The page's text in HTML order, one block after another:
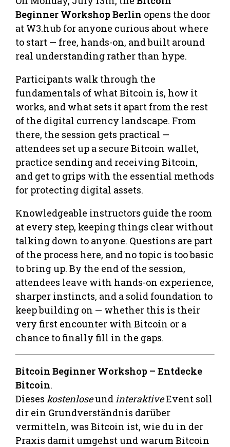
Beginner Workshop Berlin opens the door
at W3.hub for anyone curious about where
to start — free, hands-on, and built around
real understanding rather than hype.
Participants walk through the
fundamentals of what Bitcoin is, how it
works, and what sets it apart from the rest
of the digital currency landscape. From
there, the session gets practical —
attendees set up a secure Bitcoin wallet,
practice sending and receiving Bitcoin,
and get to grips with the essential methods
for protecting digital assets.
Knowledgeable instructors guide the room
at every step, keeping things clear without
talking down to anyone. Questions are part
of the process here, and no topic is too basic
to bring up. By the end of the session,
attendees leave with hands-on experience,
sharper instincts, and a solid foundation to
keep building on — whether this is their
very first encounter with Bitcoin or a
chance to finally fill in the gaps.
Bitcoin Beginner Workshop – Entdecke
Bitcoin.
Dieses kostenloseund interaktiveEvent soll
dir ein Grundverständnis darüber
vermitteln, was Bitcoin ist, wie du in der
Praxis damit umgehst und warum Bitcoin